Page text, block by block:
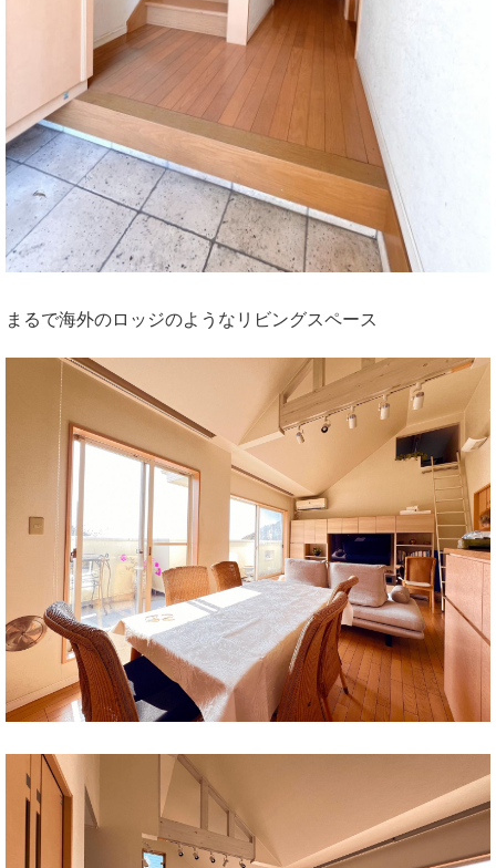
まるで海外のロッジのようなリビングスペース